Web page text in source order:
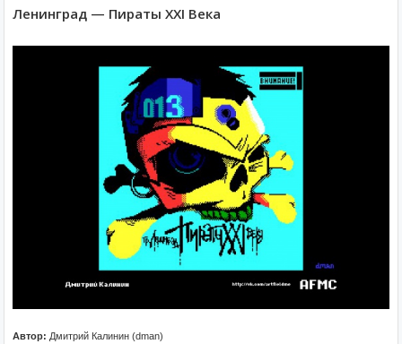
Ленинград — Пираты XXI Века
Автор: Дмитрий Калинин (dman)